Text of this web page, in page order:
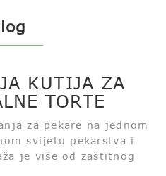
KUTIJA ZA
TORTE
za pekare na jednom
svijetu pekarstva i
je više od zaštitnog